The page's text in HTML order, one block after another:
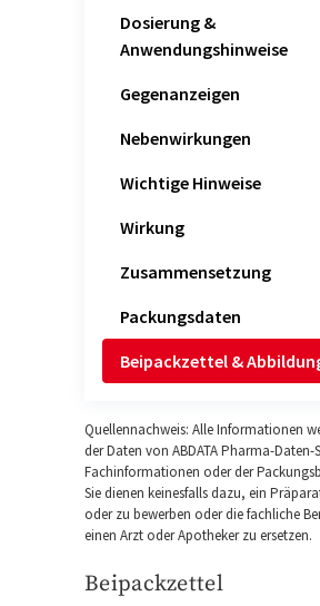
Dosierung &
Anwendungshinweise
Gegenanzeigen
Nebenwirkungen
Wichtige Hinweise
Wirkung
Zusammensetzung
Packungsdaten
Beipackzettel &
Quellennachweis: Alle Informationen
der Daten von ABDATA Pharma-Daten-
Fachinformationen oder der
Sie dienen keinesfalls dazu, ein
oder zu bewerben oder die fachliche
einen Arzt oder Apotheker zu ersetzen.
Beipackzettel